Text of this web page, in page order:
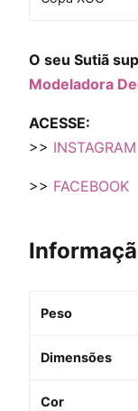
O seu Sutiã
Modeladora
ACESSE:
>> INSTAGRAM
>> FACEBOOK
Peso
Dimensões
Cor